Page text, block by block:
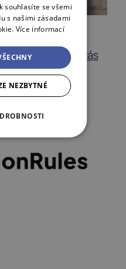
Fait a Malík vás
byznysu
souhlasíte se všemi
s našimi zásadami
Více informací
NEZBYTNÉ